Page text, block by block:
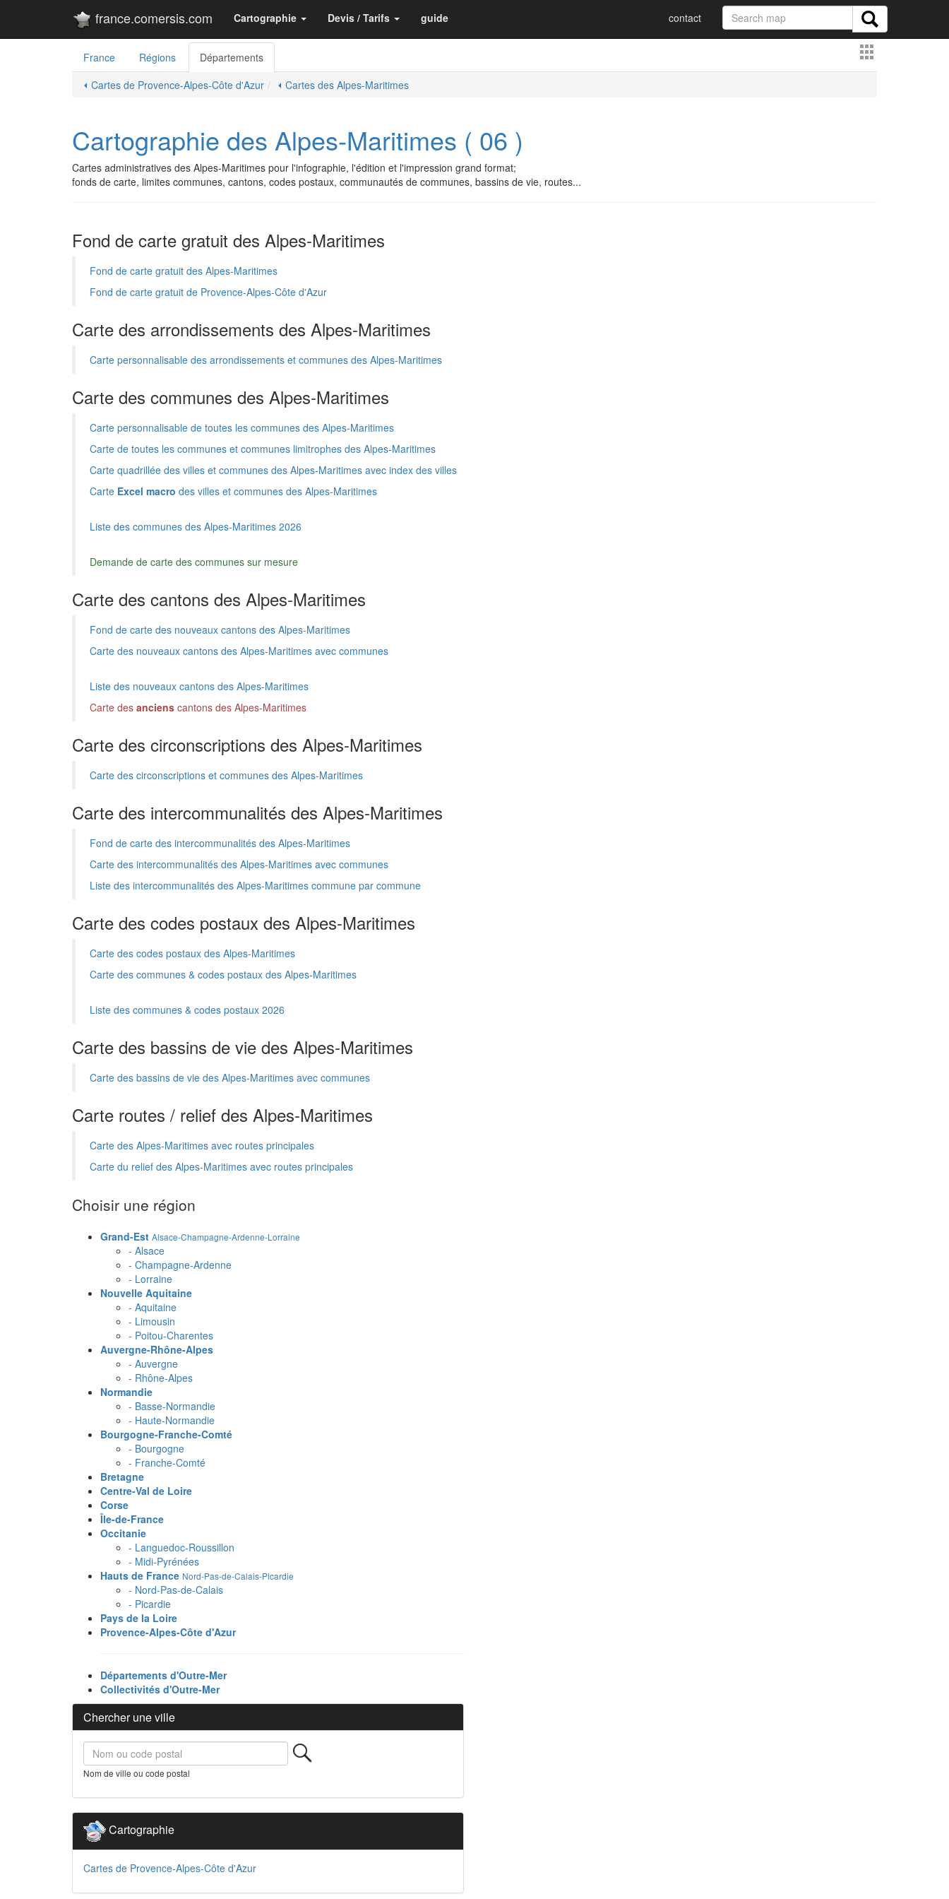
france.comersis.com Cartographie Devis / Tarifs guide contact
France Régions
Départements
⏴ Cartes de Provence-Alpes-Côte d'Azur
⏴ Cartes des Alpes-Maritimes
Cartographie des Alpes-Maritimes ( 06 )
Cartes administratives des Alpes-Maritimes pour l'infographie, l'édition et l'impression grand format;
fonds de carte, limites communes, cantons, codes postaux, communautés de communes, bassins de vie, routes...
Fond de carte gratuit des Alpes-Maritimes
Fond de carte gratuit des Alpes-Maritimes
Fond de carte gratuit de Provence-Alpes-Côte d'Azur
Carte des arrondissements des Alpes-Maritimes
Carte personnalisable des arrondissements et communes des Alpes-Maritimes
Carte des communes des Alpes-Maritimes
Carte personnalisable de toutes les communes des Alpes-Maritimes
Carte de toutes les communes et communes limitrophes des Alpes-Maritimes
Carte quadrillée des villes et communes des Alpes-Maritimes avec index des villes
Carte Excel macro des villes et communes des Alpes-Maritimes
Liste des communes des Alpes-Maritimes 2026
Demande de carte des communes sur mesure
Carte des cantons des Alpes-Maritimes
Fond de carte des nouveaux cantons des Alpes-Maritimes
Carte des nouveaux cantons des Alpes-Maritimes avec communes
Liste des nouveaux cantons des Alpes-Maritimes
Carte des anciens cantons des Alpes-Maritimes
Carte des circonscriptions des Alpes-Maritimes
Carte des circonscriptions et communes des Alpes-Maritimes
Carte des intercommunalités des Alpes-Maritimes
Fond de carte des intercommunalités des Alpes-Maritimes
Carte des intercommunalités des Alpes-Maritimes avec communes
Liste des intercommunalités des Alpes-Maritimes commune par commune
Carte des codes postaux des Alpes-Maritimes
Carte des codes postaux des Alpes-Maritimes
Carte des communes & codes postaux des Alpes-Maritimes
Liste des communes & codes postaux 2026
Carte des bassins de vie des Alpes-Maritimes
Carte des bassins de vie des Alpes-Maritimes avec communes
Carte routes / relief des Alpes-Maritimes
Carte des Alpes-Maritimes avec routes principales
Carte du relief des Alpes-Maritimes avec routes principales
Choisir une région
Grand-Est Alsace-Champagne-Ardenne-Lorraine
- Alsace
- Champagne-Ardenne
- Lorraine
Nouvelle Aquitaine
- Aquitaine
- Limousin
- Poitou-Charentes
Auvergne-Rhône-Alpes
- Auvergne
- Rhône-Alpes
Normandie
- Basse-Normandie
- Haute-Normandie
Bourgogne-Franche-Comté
- Bourgogne
- Franche-Comté
Bretagne
Centre-Val de Loire
Corse
Île-de-France
Occitanie
- Languedoc-Roussillon
- Midi-Pyrénées
Hauts de France Nord-Pas-de-Calais-Picardie
- Nord-Pas-de-Calais
- Picardie
Pays de la Loire
Provence-Alpes-Côte d'Azur
Départements d'Outre-Mer
Collectivités d'Outre-Mer
Chercher une ville
Nom de ville ou code postal
Cartographie
Cartes de Provence-Alpes-Côte d'Azur